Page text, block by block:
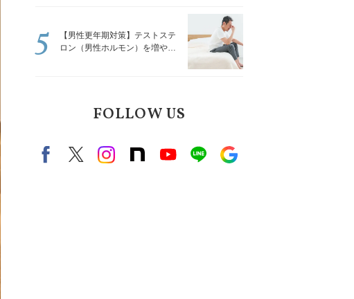
【男性更年期対策】テストステ
ロン（男性ホルモン）を増やす
5
FOLLOW US
FacebookX（旧twitter）
instagram
note Youtubeline